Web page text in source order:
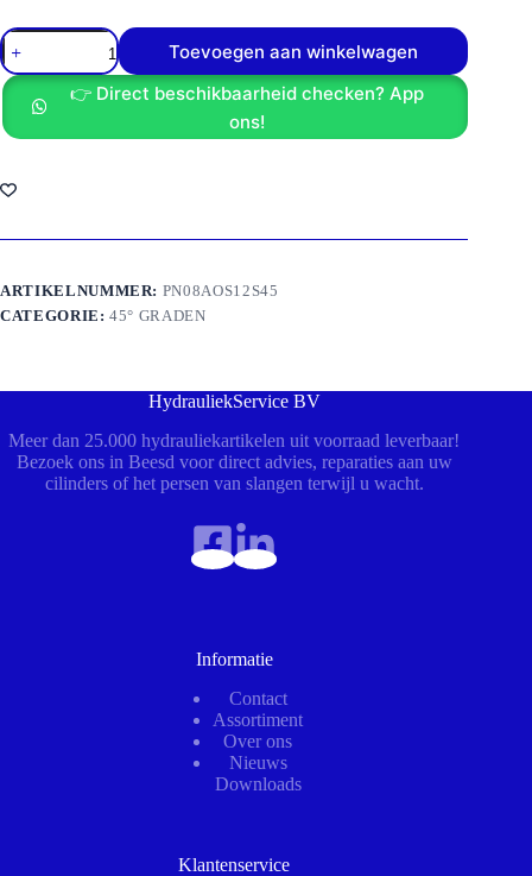
Perspilaar
aantal
Toevoegen aan winkelwagen
👉 Direct beschikbaarheid checken? App
ons!
ARTIKELNUMMER: PN08AOS12S45
CATEGORIE:45° GRADEN
HydrauliekService BV
Meer dan 25.000 hydrauliekartikelen uit voorraad leverbaar!
Bezoek ons in Beesd voor direct advies, reparaties aan uw
cilinders of het persen van slangen terwijl u wacht.
Informatie
Contact
Assortiment
Over ons
Nieuws
Downloads
Klantenservice